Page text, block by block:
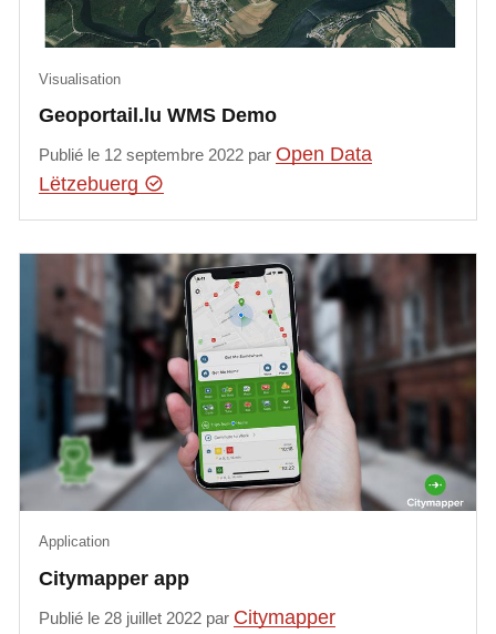
Geoportail.lu WMS Demo
Visualisation
Publié le 12 septembre 2022 parOpen Data
Lëtzebuerg
Citymapper app
Application
Publié le 28 juillet 2022 par Citymapper